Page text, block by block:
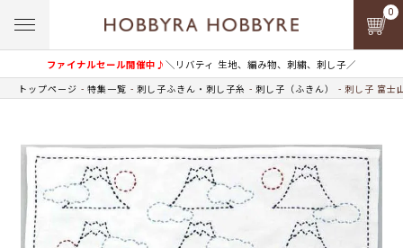
ファイナルセール開催中♪＼リバティ 生地、編み物、刺繍、刺し子／
0
トップページ 特集一覧 刺し子ふきん・刺し子糸 刺し子（ふきん） 刺し子 富士